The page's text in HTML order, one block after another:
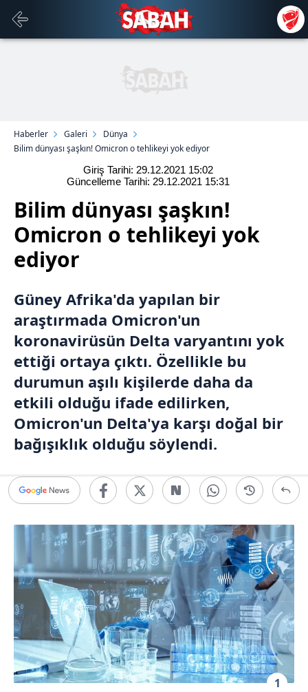
Haberler Galeri
Dünya
Bilim dünyası şaşkın! Omicron o tehlikeyi yok ediyor
Giriş Tarihi: 29.12.2021 15:02
Güncelleme Tarihi: 29.12.2021 15:31
Bilim dünyası şaşkın!
Omicron o tehlikeyi yok
ediyor
Güney Afrika'da yapılan bir
araştırmada Omicron'un
koronavirüsün Delta varyantını yok
ettiği ortaya çıktı. Özellikle bu
durumun aşılı kişilerde daha da
etkili olduğu ifade edilirken,
Omicron'un Delta'ya karşı doğal bir
bağışıklık olduğu söylendi.
1